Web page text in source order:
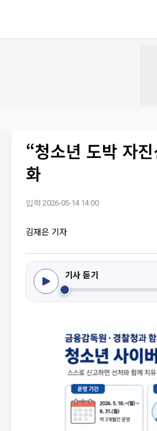
“청소년 도박 자
화
입력 2026-05-14 14:00
김재은 기자
기사 듣기